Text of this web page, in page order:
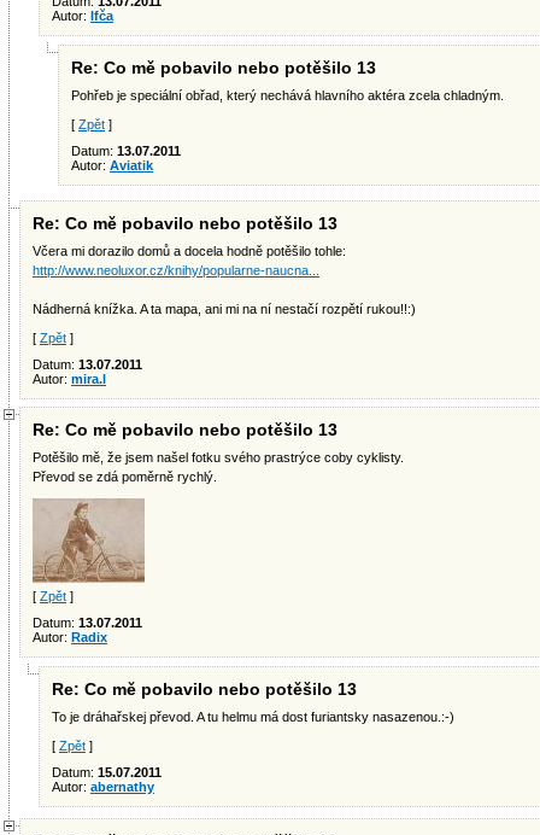
Autor: Ifča
Re: Co mě pobavilo nebo potěšilo 13
Pohřeb je speciální obřad, který nechává hlavního aktéra zcela chladným.
[ Zpět ]
Datum: 13.07.2011
Autor: Aviatik
Re: Co mě pobavilo nebo potěšilo 13
Včera mi dorazilo domů a docela hodně potěšilo tohle:
http://www.neoluxor.cz/knihy/popularne-naucna...
Nádherná knížka. A ta mapa, ani mi na ní nestačí rozpětí rukou!!:)
[ Zpět ]
Datum: 13.07.2011
Autor: mira.l
Re: Co mě pobavilo nebo potěšilo 13
Potěšilo mě, že jsem našel fotku svého prastrýce coby cyklisty.
Převod se zdá poměrně rychlý.
[ Zpět ]
Datum: 13.07.2011
Autor: Radix
Re: Co mě pobavilo nebo potěšilo 13
To je dráhařskej převod. A tu helmu má dost furiantsky nasazenou.:-)
[ Zpět ]
Datum: 15.07.2011
Autor: abernathy